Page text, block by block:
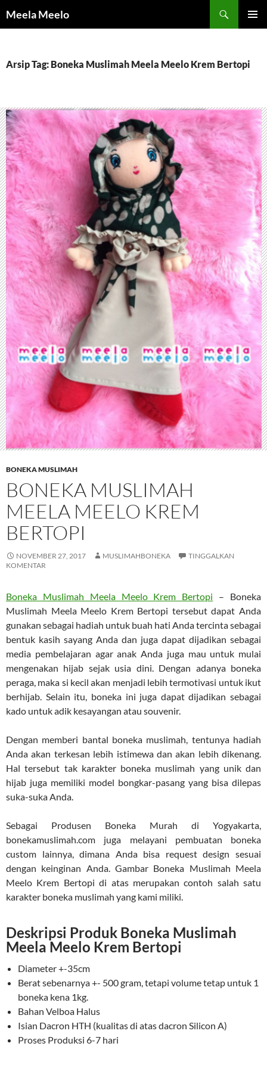
keMeela Meelo
Arsip Tag: Boneka Muslimah Meela Meelo Krem Bertopi
BONEKA MUSLIMAH
BONEKA MUSLIMAH
MEELA MEELO KREM
BERTOPI
NOVEMBER 27, 2017 MUSLIMAHBONEKA
TINGGALKAN
KOMENTAR
Boneka Muslimah Meela Meelo Krem Bertopi – Boneka
Muslimah Meela Meelo Krem Bertopi tersebut dapat Anda
gunakan sebagai hadiah untuk buah hati Anda tercinta sebagai
bentuk kasih sayang Anda dan juga dapat dijadikan sebagai
media pembelajaran agar anak Anda juga mau untuk mulai
mengenakan hijab sejak usia dini. Dengan adanya boneka
peraga, maka si kecil akan menjadi lebih termotivasi untuk ikut
berhijab. Selain itu, boneka ini juga dapat dijadikan sebagai
kado untuk adik kesayangan atau souvenir.
Dengan memberi bantal boneka muslimah, tentunya hadiah
Anda akan terkesan lebih istimewa dan akan lebih dikenang.
Hal tersebut tak karakter boneka muslimah yang unik dan
hijab juga memiliki model bongkar-pasang yang bisa dilepas
suka-suka Anda.
Sebagai Produsen Boneka Murah di Yogyakarta,
bonekamuslimah.com juga melayani pembuatan boneka
custom lainnya, dimana Anda bisa request design sesuai
dengan keinginan Anda. Gambar Boneka Muslimah Meela
Meelo Krem Bertopi di atas merupakan contoh salah satu
karakter boneka muslimah yang kami miliki.
Deskripsi Produk Boneka Muslimah
Meela Meelo Krem Bertopi
Diameter +-35cm
Berat sebenarnya +- 500 gram, tetapi volume tetap untuk 1
boneka kena 1kg.
Bahan Velboa Halus
Isian Dacron HTH (kualitas di atas dacron Silicon A)
Proses Produksi 6-7 hari